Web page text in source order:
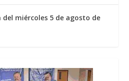
del miércoles 5 de agosto de